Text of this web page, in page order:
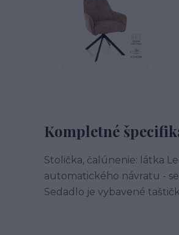
Kompletné
Stolička, čalúnenie: látka
automatického návratu -
Sedadlo je vybavené